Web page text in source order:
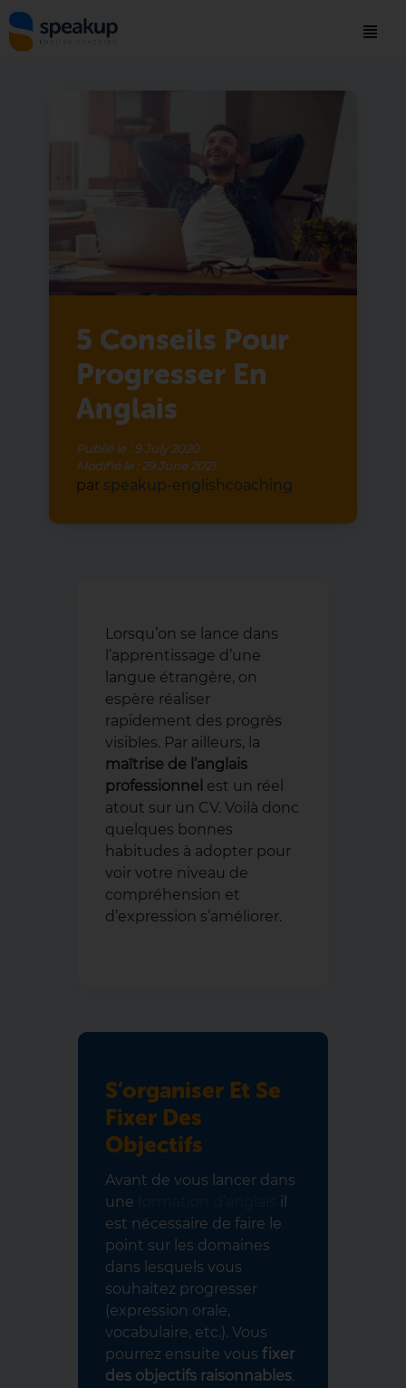
5 Conseils Pour
Progresser En
Anglais
Publié le : 9 July 2020
Modifié le :29 June 2021
par speakup-englishcoaching
Lorsqu’on se lance dans
l’apprentissage d’une
langue étrangère, on
espère réaliser
rapidement des progrès
visibles. Par ailleurs, la
maîtrise de l’anglais
professionnel est un réel
atout sur un CV. Voilà donc
quelques bonnes
habitudes à adopter pour
voir votre niveau de
compréhension et
d’expression s’améliorer.
S’organiser Et Se
Fixer Des
Objectifs
Avant de vous lancer dans
une
il
est nécessaire de faire le
point sur les domaines
dans lesquels vous
souhaitez progresser
(expression orale,
vocabulaire, etc.). Vous
pourrez ensuite vousfixer
des objectifs raisonnables.